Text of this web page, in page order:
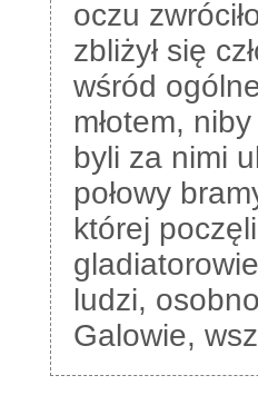
oczu
zbliżył się
wśród
młotem,
byli za nimi
połowy
której
ludzi,
Galowie,